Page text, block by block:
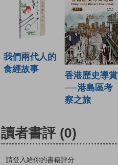
我們兩代人的
食經故事
香港歷史導賞
──港島區考
察之旅
讀者書評 (0)
請登入給你的書籍評分